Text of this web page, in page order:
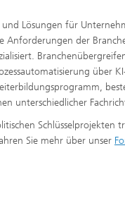
Lösungen für
der
über
unterschiedlicher
Schlüsselprojekten
Sie mehr über unser